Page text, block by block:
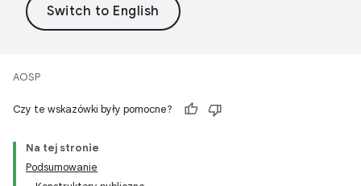
AOSP
Czy te wskazówki były pomocne?
Na tej stronie
Podsumowanie